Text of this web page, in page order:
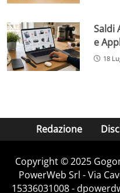
Saldi
e
18
Redazione
Copyright © 2025
PowerWeb Srl - Via
15336031008 -